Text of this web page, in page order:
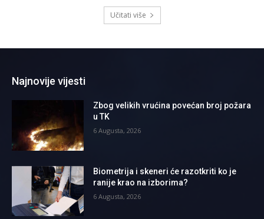
Učitati više
Najnovije vijesti
Zbog velikih vrućina povećan broj požara
u TK
6 Augusta, 2026
Biometrija i skeneri će razotkriti ko je
ranije krao na izborima?
6 Augusta, 2026